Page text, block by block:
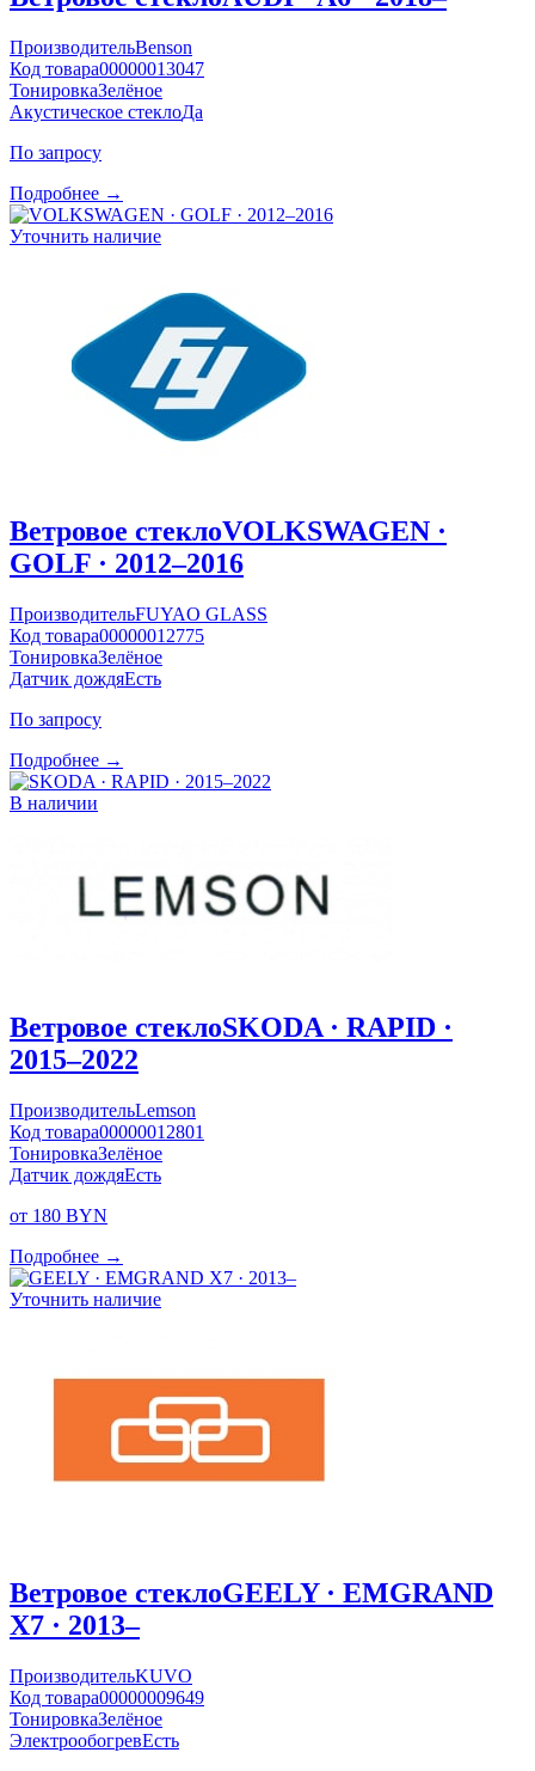
ПроизводительBenson
Код товара00000013047
ТонировкаЗелёное
Акустическое стеклоДа
По запросу
Подробнее →
Уточнить наличие
Ветровое стеклоVOLKSWAGEN ·
GOLF · 2012–2016
ПроизводительFUYAO GLASS
Код товара00000012775
ТонировкаЗелёное
Датчик дождяЕсть
По запросу
Подробнее →
В наличии
Ветровое стеклоSKODA · RAPID ·
2015–2022
ПроизводительLemson
Код товара00000012801
ТонировкаЗелёное
Датчик дождяЕсть
от 180 BYN
Подробнее →
Уточнить наличие
Ветровое стеклоGEELY · EMGRAND
X7 · 2013–
ПроизводительKUVO
Код товара00000009649
ТонировкаЗелёное
ЭлектрообогревЕсть